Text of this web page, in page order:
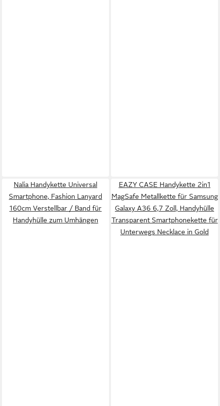
Nalia Handykette Universal
Smartphone, Fashion Lanyard
160cm Verstellbar / Band für
Handyhülle zum Umhängen
EAZY CASE Handykette 2in1
MagSafe Metallkette für Samsung
Galaxy A36 6,7 Zoll, Handyhülle
Transparent Smartphonekette für
Unterwegs Necklace in Gold